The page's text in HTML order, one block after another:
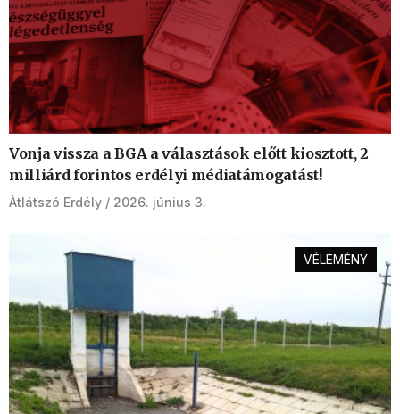
Vonja vissza a BGA a választások előtt kiosztott, 2
milliárd forintos erdélyi médiatámogatást!
Átlátszó Erdély 2026. június 3.
VÉLEMÉNY